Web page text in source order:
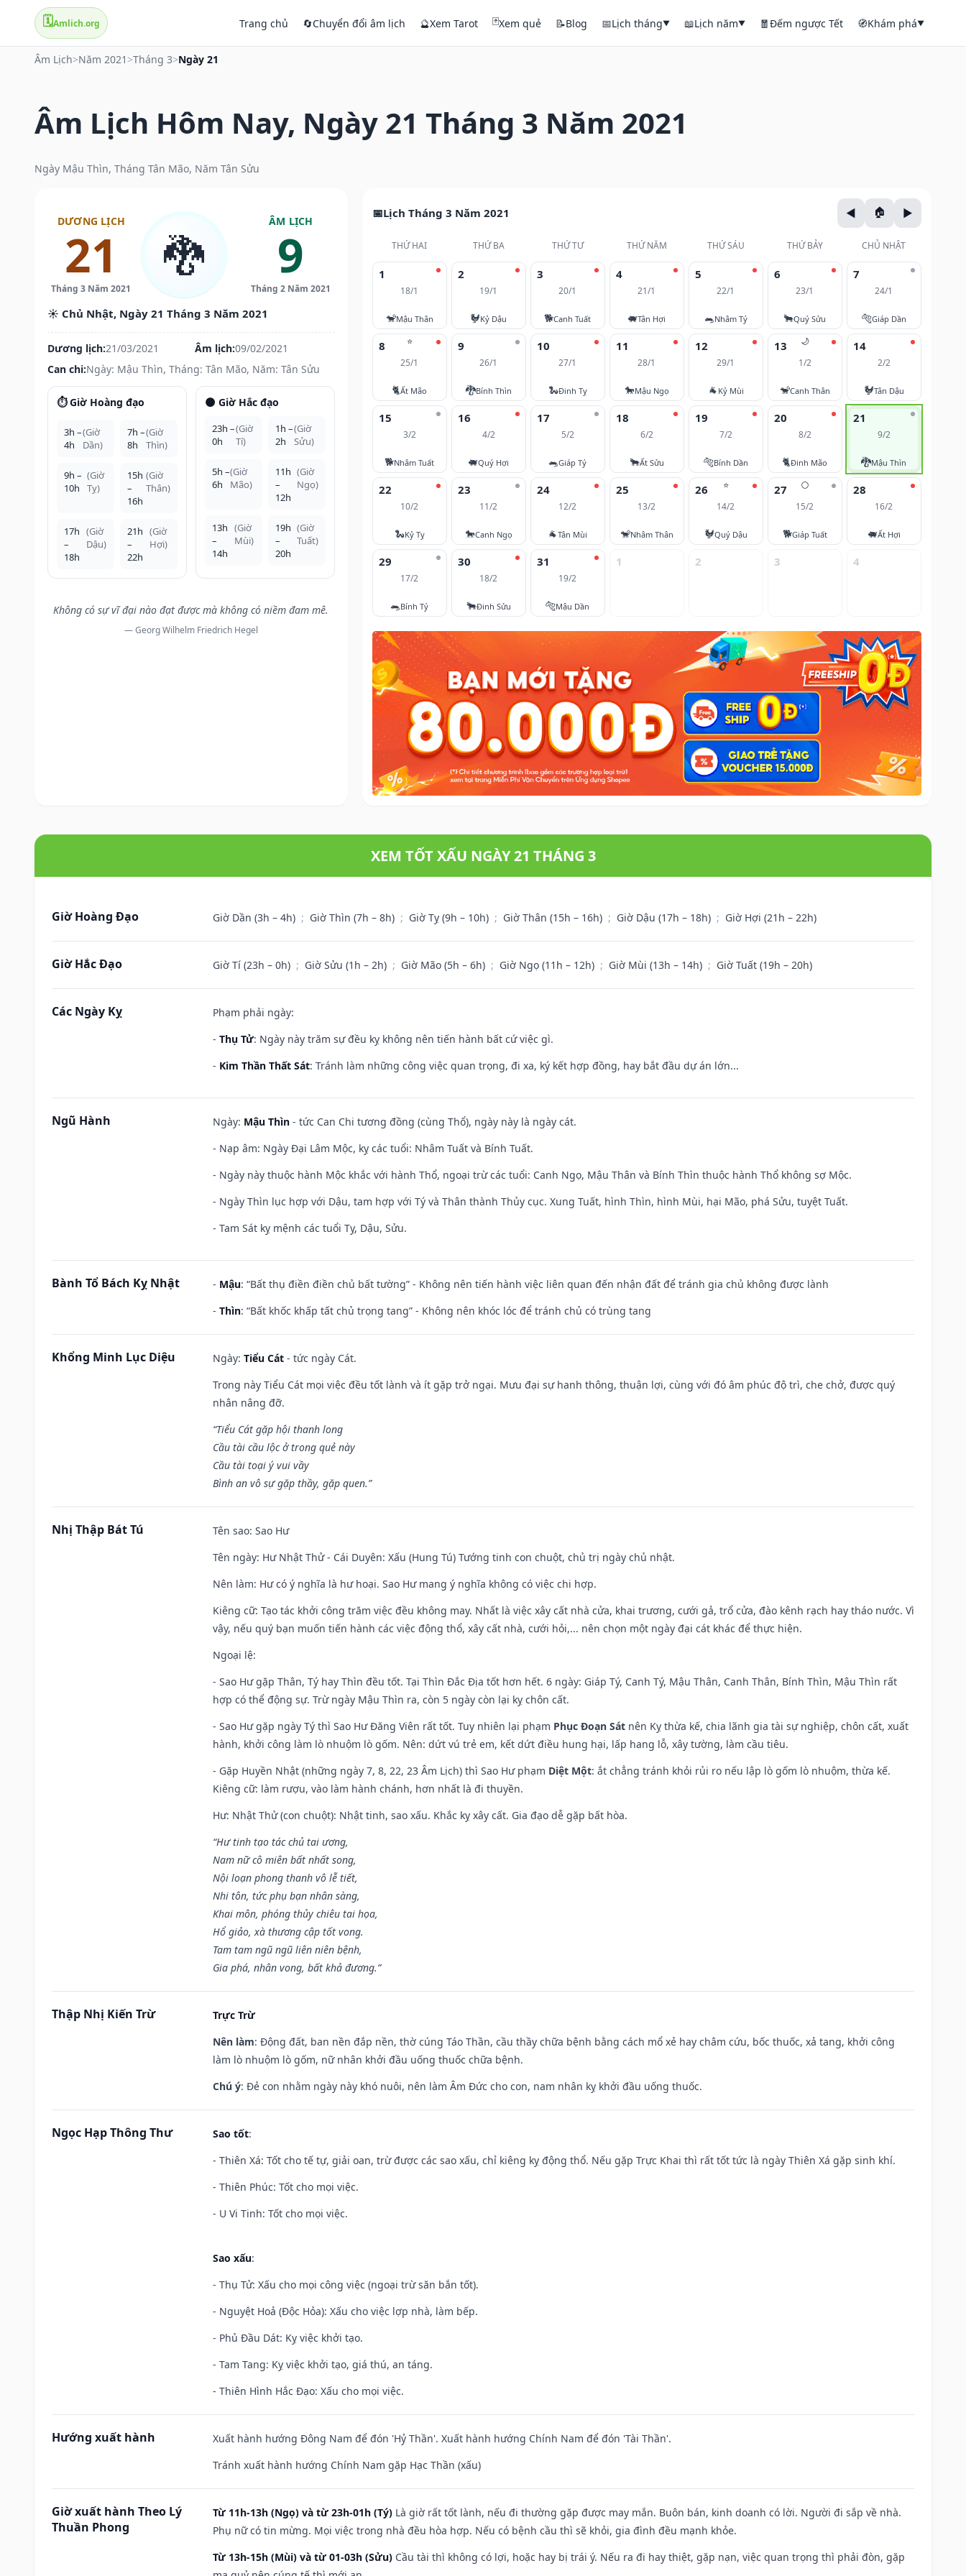
🗓️Amlich.org Trang chủ 🔄Chuyển đổi âm lịch 🔮Xem Tarot 🃏Xem quẻ 📝Blog 📅Lịch tháng▼ 📖Lịch năm▼ 🧧Đếm ngược Tết 🧭Khám phá▼
Âm Lịch>Năm 2021 >Tháng 3>Ngày 21
Âm Lịch Hôm Nay, Ngày 21 Tháng 3 Năm 2021
Ngày Mậu Thìn, Tháng Tân Mão, Năm Tân Sửu
DƯƠNG LỊCH
21
Tháng 3 Năm 2021
🐉
ÂM LỊCH
9
Tháng 2 Năm 2021
☀️ Chủ Nhật, Ngày 21 Tháng 3 Năm 2021
Dương lịch:21/03/2021 Âm lịch:09/02/2021
Can chi:Ngày: Mậu Thìn, Tháng: Tân Mão, Năm: Tân Sửu
⏱️ Giờ Hoàng đạo
3h –
4h
(Giờ
Dần)
7h –
8h
(Giờ
Thìn)
9h –
10h
(Giờ
Tỵ)
15h
–
16h
(Giờ
Thân)
17h
–
18h
(Giờ
Dậu)
21h
–
22h
(Giờ
Hợi)
🌑 Giờ Hắc đạo
23h –
0h
(Giờ
Tí)
1h –
2h
(Giờ
Sửu)
5h –
6h
(Giờ
Mão)
11h
–
12h
(Giờ
Ngọ)
13h
–
14h
(Giờ
Mùi)
19h
–
20h
(Giờ
Tuất)
Không có sự vĩ đại nào đạt được mà không có niềm đam mê.
— Georg Wilhelm Friedrich Hegel
Lịch Tháng 3 Năm 2021
THỨ HAI THỨ BA THỨ TƯ THỨ NĂM THỨ SÁU THỨ BẢY CHỦ NHẬT
1
18/1
🐒Mậu Thân
2
19/1
🐓Kỷ Dậu
3
20/1
🐕Canh Tuất
4
21/1
🐖Tân Hợi
5
22/1
🐀Nhâm Tý
6
23/1
🐂Quý Sửu
7
24/1
🐅Giáp Dần
⭐
8
25/1
🐈Ất Mão
9
26/1
🐉Bính Thìn
10
27/1
🐍Đinh Tỵ
11
28/1
🐎Mậu Ngọ
12
29/1
🐐 Kỷ Mùi
🌙
13
1/2
🐒Canh Thân
14
2/2
🐓Tân Dậu
15
3/2
🐕Nhâm Tuất
16
4/2
🐖Quý Hợi
17
5/2
🐀Giáp Tý
18
6/2
🐂Ất Sửu
19
7/2
🐅Bính Dần
20
8/2
🐈Đinh Mão
21
9/2
🐉Mậu Thìn
22
10/2
🐍Kỷ Tỵ
23
11/2
🐎Canh Ngọ
24
12/2
🐐Tân Mùi
25
13/2
🐒Nhâm Thân
⭐
26
14/2
🐓Quý Dậu
🌕
27
15/2
🐕Giáp Tuất
28
16/2
🐖Ất Hợi
29
17/2
🐀Bính Tý
30
18/2
🐂Đinh Sửu
31
19/2
🐅Mậu Dần
1 2 3 4
XEM TỐT XẤU NGÀY 21 THÁNG 3
Giờ Hoàng Đạo Giờ Dần (3h – 4h) ; Giờ Thìn (7h – 8h) ; Giờ Tỵ (9h – 10h) ; Giờ Thân (15h – 16h) ; Giờ Dậu (17h – 18h) ; Giờ Hợi (21h – 22h)
Giờ Hắc Đạo Giờ Tí (23h – 0h) ; Giờ Sửu (1h – 2h) ; Giờ Mão (5h – 6h) ; Giờ Ngọ (11h – 12h) ; Giờ Mùi (13h – 14h) ; Giờ Tuất (19h – 20h)
Các Ngày Kỵ
Phạm phải ngày:
- Thụ Tử: Ngày này trăm sự đều kỵ không nên tiến hành bất cứ việc gì.
- Kim Thần Thất Sát: Tránh làm những công việc quan trọng, đi xa, ký kết hợp đồng, hay bắt đầu dự án lớn...
Ngũ Hành Ngày: Mậu Thìn - tức Can Chi tương đồng (cùng Thổ), ngày này là ngày cát.
- Nạp âm: Ngày Đại Lâm Mộc, kỵ các tuổi: Nhâm Tuất và Bính Tuất.
- Ngày này thuộc hành Mộc khắc với hành Thổ, ngoại trừ các tuổi: Canh Ngọ, Mậu Thân và Bính Thìn thuộc hành Thổ không sợ Mộc.
- Ngày Thìn lục hợp với Dậu, tam hợp với Tý và Thân thành Thủy cục. Xung Tuất, hình Thìn, hình Mùi, hại Mão, phá Sửu, tuyệt Tuất.
- Tam Sát kỵ mệnh các tuổi Tỵ, Dậu, Sửu.
Bành Tổ Bách Kỵ Nhật - Mậu: “Bất thụ điền điền chủ bất tường” - Không nên tiến hành việc liên quan đến nhận đất để tránh gia chủ không được lành
- Thìn: “Bất khốc khấp tất chủ trọng tang” - Không nên khóc lóc để tránh chủ có trùng tang
Khổng Minh Lục Diệu Ngày: Tiểu Cát - tức ngày Cát.
Trong này Tiểu Cát mọi việc đều tốt lành và ít gặp trở ngại. Mưu đại sự hanh thông, thuận lợi, cùng với đó âm phúc độ trì, che chở, được quý
nhân nâng đỡ.
“Tiểu Cát gặp hội thanh long
Cầu tài cầu lộc ở trong quẻ này
Cầu tài toại ý vui vầy
Bình an vô sự gặp thầy, gặp quen.”
Nhị Thập Bát Tú Tên sao: Sao Hư
Tên ngày: Hư Nhật Thử - Cái Duyên: Xấu (Hung Tú) Tướng tinh con chuột, chủ trị ngày chủ nhật.
Nên làm: Hư có ý nghĩa là hư hoại. Sao Hư mang ý nghĩa không có việc chi hợp.
Kiêng cữ: Tạo tác khởi công trăm việc đều không may. Nhất là việc xây cất nhà cửa, khai trương, cưới gả, trổ cửa, đào kênh rạch hay tháo nước. Vì
vậy, nếu quý bạn muốn tiến hành các việc động thổ, xây cất nhà, cưới hỏi,... nên chọn một ngày đại cát khác để thực hiện.
Ngoại lệ:
- Sao Hư gặp Thân, Tý hay Thìn đều tốt. Tại Thìn Đắc Địa tốt hơn hết. 6 ngày: Giáp Tý, Canh Tý, Mậu Thân, Canh Thân, Bính Thìn, Mậu Thìn rất
hợp có thể động sự. Trừ ngày Mậu Thìn ra, còn 5 ngày còn lại kỵ chôn cất.
- Sao Hư gặp ngày Tý thì Sao Hư Đăng Viên rất tốt. Tuy nhiên lại phạm Phục Đoạn Sát nên Kỵ thừa kế, chia lãnh gia tài sự nghiệp, chôn cất, xuất
hành, khởi công làm lò nhuộm lò gốm. Nên: dứt vú trẻ em, kết dứt điều hung hại, lấp hang lỗ, xây tường, làm cầu tiêu.
- Gặp Huyền Nhật (những ngày 7, 8, 22, 23 Âm Lịch) thì Sao Hư phạm Diệt Một: ắt chẳng tránh khỏi rủi ro nếu lập lò gốm lò nhuộm, thừa kế.
Kiêng cữ: làm rượu, vào làm hành chánh, hơn nhất là đi thuyền.
Hư: Nhật Thử (con chuột): Nhật tinh, sao xấu. Khắc kỵ xây cất. Gia đạo dễ gặp bất hòa.
“Hư tinh tạo tác chủ tai ương,
Nam nữ cô miên bất nhất song,
Nội loạn phong thanh vô lễ tiết,
Nhi tôn, tức phụ bạn nhân sàng,
Khai môn, phóng thủy chiêu tai họa,
Hổ giảo, xà thương cập tốt vong.
Tam tam ngũ ngũ liên niên bệnh,
Gia phá, nhân vong, bất khả đương.”
Thập Nhị Kiến Trừ
Trực Trừ
Nên làm: Động đất, ban nền đắp nền, thờ cúng Táo Thần, cầu thầy chữa bệnh bằng cách mổ xẻ hay châm cứu, bốc thuốc, xả tang, khởi công
làm lò nhuộm lò gốm, nữ nhân khởi đầu uống thuốc chữa bệnh.
Chú ý: Đẻ con nhằm ngày này khó nuôi, nên làm Âm Đức cho con, nam nhân kỵ khởi đầu uống thuốc.
Ngọc Hạp Thông Thư Sao tốt:
- Thiên Xá: Tốt cho tế tự, giải oan, trừ được các sao xấu, chỉ kiêng kỵ động thổ. Nếu gặp Trực Khai thì rất tốt tức là ngày Thiên Xá gặp sinh khí.
- Thiên Phúc: Tốt cho mọi việc.
- U Vi Tinh: Tốt cho mọi việc.
Sao xấu:
- Thụ Tử: Xấu cho mọi công việc (ngoại trừ săn bắn tốt).
- Nguyệt Hoả (Độc Hỏa): Xấu cho việc lợp nhà, làm bếp.
- Phủ Đầu Dát: Kỵ việc khởi tạo.
- Tam Tang: Kỵ việc khởi tạo, giá thú, an táng.
- Thiên Hình Hắc Đạo: Xấu cho mọi việc.
Hướng xuất hành
Xuất hành hướng Đông Nam để đón 'Hỷ Thần'. Xuất hành hướng Chính Nam để đón 'Tài Thần'.
Tránh xuất hành hướng Chính Nam gặp Hạc Thần (xấu)
Giờ xuất hành Theo Lý
Thuần Phong
Từ 11h-13h (Ngọ) và từ 23h-01h (Tý) Là giờ rất tốt lành, nếu đi thường gặp được may mắn. Buôn bán, kinh doanh có lời. Người đi sắp về nhà.
Phụ nữ có tin mừng. Mọi việc trong nhà đều hòa hợp. Nếu có bệnh cầu thì sẽ khỏi, gia đình đều mạnh khỏe.
Từ 13h-15h (Mùi) và từ 01-03h (Sửu) Cầu tài thì không có lợi, hoặc hay bị trái ý. Nếu ra đi hay thiệt, gặp nạn, việc quan trọng thì phải đòn, gặp